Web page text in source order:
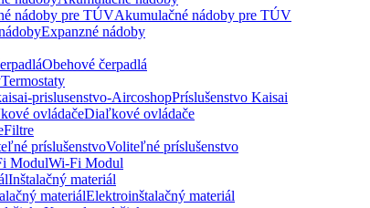
Akumulačné nádoby pre TÚV
Expanzné nádoby
Obehové čerpadlá
Termostaty
Príslušenstvo Kaisai
Diaľkové ovládače
Filtre
Voliteľné príslušenstvo
Wi-Fi Modul
Inštalačný materiál
Elektroinštalačný materiál